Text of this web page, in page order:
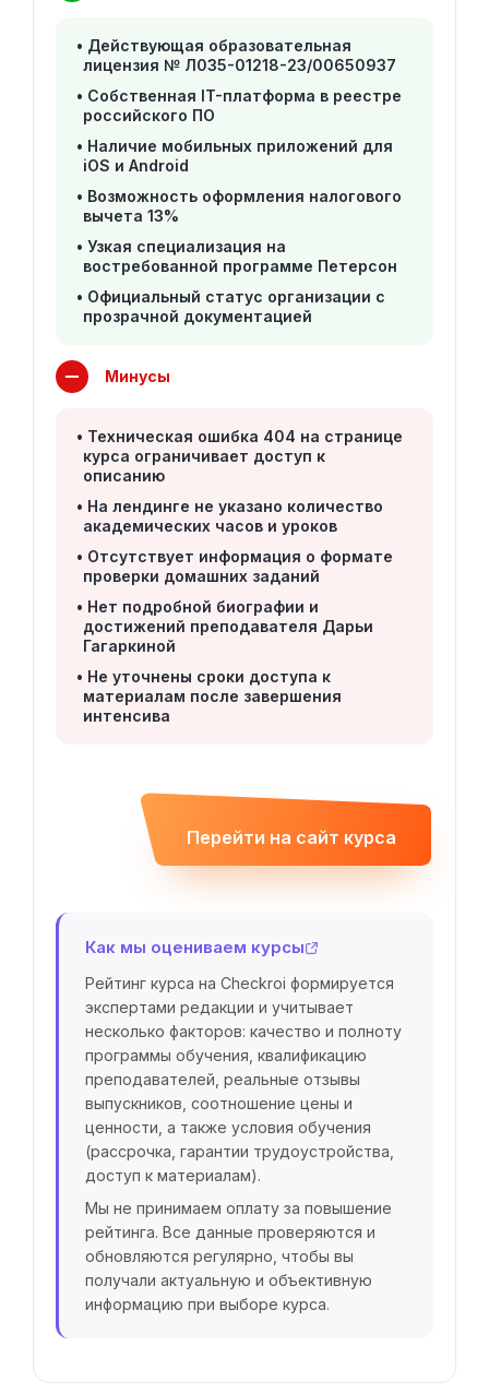
Действующая образовательная
лицензия № Л035-01218-23/00650937
Собственная IT-платформа в реестре
российского ПО
Наличие мобильных приложений для
iOS и Android
Возможность оформления налогового
вычета 13%
Узкая специализация на
востребованной программе Петерсон
Официальный статус организации с
прозрачной документацией
Минусы
Техническая ошибка 404 на странице
курса ограничивает доступ к
описанию
На лендинге не указано количество
академических часов и уроков
Отсутствует информация о формате
проверки домашних заданий
Нет подробной биографии и
достижений преподавателя Дарьи
Гагаркиной
Не уточнены сроки доступа к
материалам после завершения
интенсива
Перейти на сайт курса
Как мы оцениваем курсы
Рейтинг курса на Checkroi формируется
экспертами редакции и учитывает
несколько факторов: качество и полноту
программы обучения, квалификацию
преподавателей, реальные отзывы
выпускников, соотношение цены и
ценности, а также условия обучения
(рассрочка, гарантии трудоустройства,
доступ к материалам).
Мы не принимаем оплату за повышение
рейтинга. Все данные проверяются и
обновляются регулярно, чтобы вы
получали актуальную и объективную
информацию при выборе курса.